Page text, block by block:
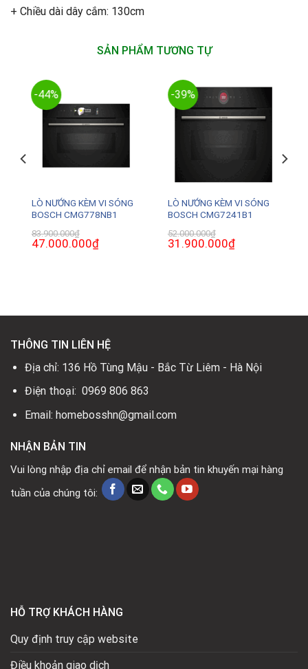
+ Chiều dài dây cắm: 130cm
SẢN PHẨM TƯƠNG TỰ
-44%
LÒ NƯỚNG KÈM VI SÓNG
BOSCH CMG778NB1
83.900.000₫
Giá
gốc
47.000.000₫Giá
hiện
-39%
LÒ NƯỚNG KÈM VI SÓNG
BOSCH CMG7241B1
52.000.000₫
Giá
gốc
31.900.000₫Giá
hiện
THÔNG TIN LIÊN HỆ
Địa chỉ: 136 Hồ Tùng Mậu - Bắc Từ Liêm - Hà Nội
Điện thoại: 0969 806 863
Email: homebosshn@gmail.com
NHẬN BẢN TIN
Vui lòng nhập địa chỉ email để nhận bản tin khuyến mại hàng
tuần của chúng tôi:
HỖ TRỢ KHÁCH HÀNG
Quy định truy cập website
Điều khoản giao dịch